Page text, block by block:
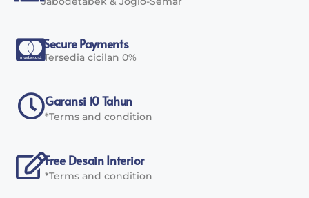
Secure Payments
Tersedia cicilan 0%
Garansi 10 Tahun
*Terms and condition
Free Desain Interior
*Terms and condition